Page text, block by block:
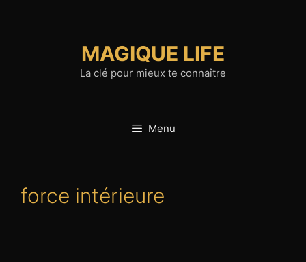
MAGIQUE LIFE
La clé pour mieux te connaître
Menu
force intérieure